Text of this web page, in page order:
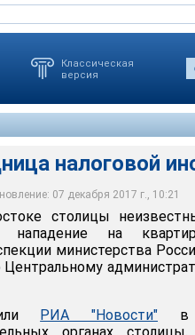
Классическая
версия
налоговой
07 декабря 2017 г., 10:21
вооруженное
России по налогам
Москвы
органах
в доме 3а по улице Снежная,
долларов США, золотые
столицы
нападение на
министерства
РИА "Новости" в